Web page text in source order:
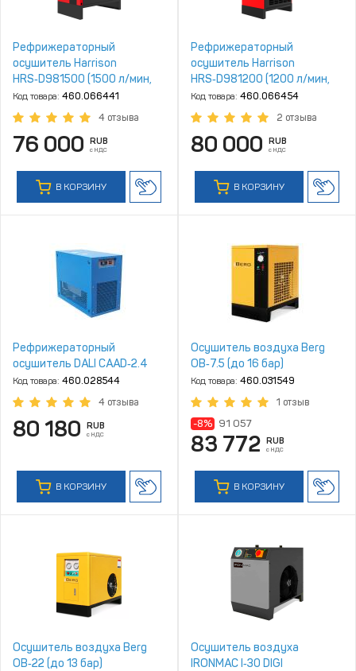
Рефрижераторный
осушитель Harrison
HRS‑D981500 (1500 л/мин,
4‑10 бар)
Код товара: 460.066441
4 отзыва
76 000 RUB
с НДС
В КОРЗИНУ
Рефрижераторный
осушитель Harrison
HRS‑D981200 (1200 л/мин,
4‑16 бар)
Код товара: 460.066454
2 отзыва
80 000 RUB
с НДС
В КОРЗИНУ
Рефрижераторный
осушитель DALI CAAD‑2.4
Код товара: 460.028544
4 отзыва
80 180 RUB
с НДС
В КОРЗИНУ
Осушитель воздуха Berg
ОВ‑7.5 (до 16 бар)
Код товара: 460.031549
1 отзыв
-8% 91 057
83 772 RUB
с НДС
В КОРЗИНУ
Осушитель воздуха Berg
ОВ‑22 (до 13 бар)
Осушитель воздуха
IRONMAC I‑30 DIGI